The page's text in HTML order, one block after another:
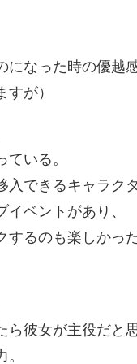
なった時の優越感
すが）
いる。
できるキャラクタ
ベントがあり、
るのも楽しかった
彼女が主役だと思